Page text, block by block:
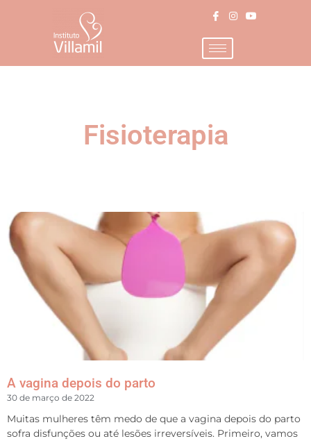
Fisioterapia
A vagina depois do parto
30 de março de 2022
Muitas mulheres têm medo de que a vagina depois do parto
sofra disfunções ou até lesões irreversíveis. Primeiro, vamos